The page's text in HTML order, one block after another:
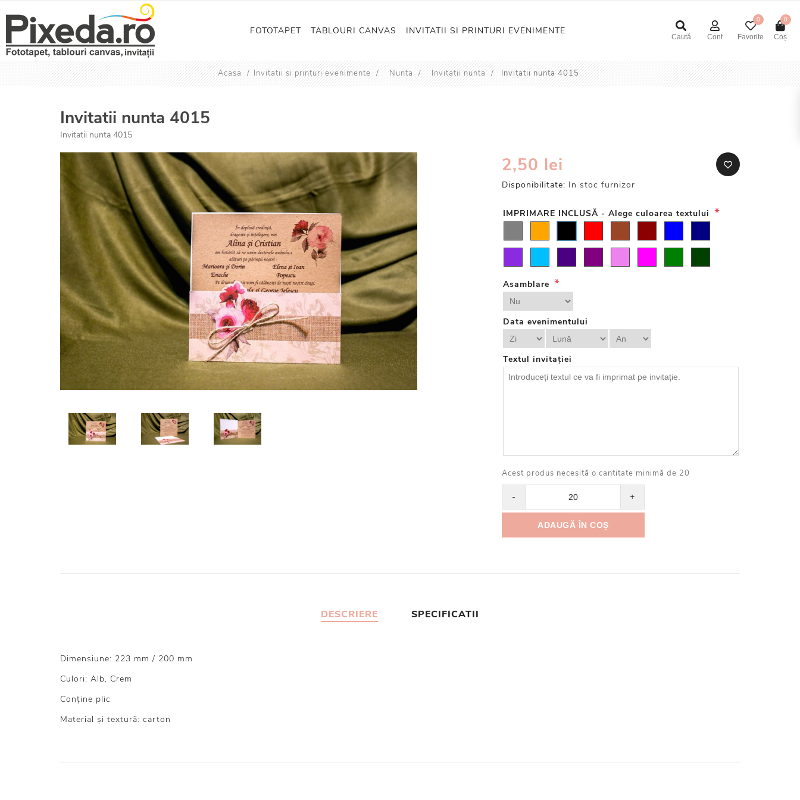
FOTOTAPET TABLOURI CANVAS INVITATII SI PRINTURI EVENIMENTE
Caută Cont Favorite
0
Coș
0
Acasa / Invitatii si printuri evenimente / Nunta / Invitatii nunta / Invitatii nunta 4015
Invitatii nunta 4015
Invitatii nunta 4015
2,50 lei
Disponibilitate: In stoc furnizor
IMPRIMARE INCLUSĂ - Alege culoarea textului *
Asamblare *
Data evenimentului
Textul invitației
Acest produs necesită o cantitate minimă de 20
- +
DESCRIERE SPECIFICATII
Dimensiune: 223 mm / 200 mm
Culori: Alb, Crem
Conține plic
Material și textură: carton